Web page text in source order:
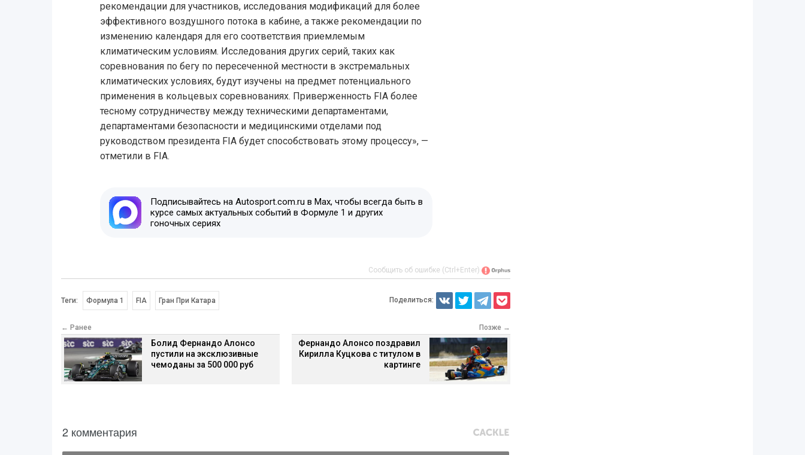
рекомендации для участников, исследования модификаций для более
эффективного воздушного потока в кабине, а также рекомендации по
изменению календаря для его соответствия приемлемым
климатическим условиям. Исследования других серий, таких как
соревнования по бегу по пересеченной местности в экстремальных
климатических условиях, будут изучены на предмет потенциального
применения в кольцевых соревнованиях. Приверженность FIA более
тесному сотрудничеству между техническими департаментами,
департаментами безопасности и медицинскими отделами под
руководством президента FIA будет способствовать этому процессу», —
отметили в FIA.
Подписывайтесь на Autosport.com.ru в Max, чтобы всегда быть в
курсе самых актуальных событий в Формуле 1 и других
гоночных сериях
Сообщить об ошибке (Ctrl+Enter)
Теги: Формула 1 FIA Гран При Катара Поделиться:
← Ранее
Болид Фернандо Алонсо
пустили на эксклюзивные
чемоданы за 500 000 руб
Позже →
Фернандо Алонсо поздравил
Кирилла Куцкова с титулом в
картинге
2 комментария